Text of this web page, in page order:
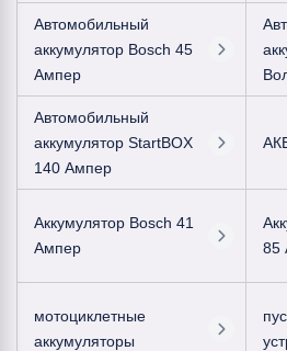
Автомобильный
аккумулятор Bosch 45
Ампер
Автомобильный
аккумулятор StartBOX
140 Ампер
Аккумулятор Bosch 41
Ампер
85
мотоциклетные
аккумуляторы